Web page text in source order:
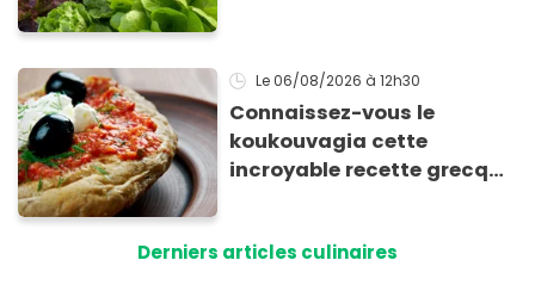
Le 06/08/2026 à 12h30
Connaissez-vous le
koukouvagia cette
incroyable recette grecque
Derniers articles culinaires